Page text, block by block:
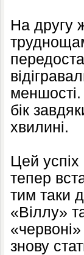
На другу
бік
хвилині.
Цей
тепер
тим таки
«Віллу»
знову